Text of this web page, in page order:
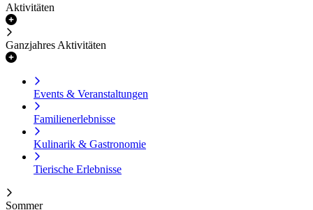
Aktivitäten
Ganzjahres Aktivitäten
Events & Veranstaltungen
Familienerlebnisse
Kulinarik & Gastronomie
Tierische Erlebnisse
Sommer